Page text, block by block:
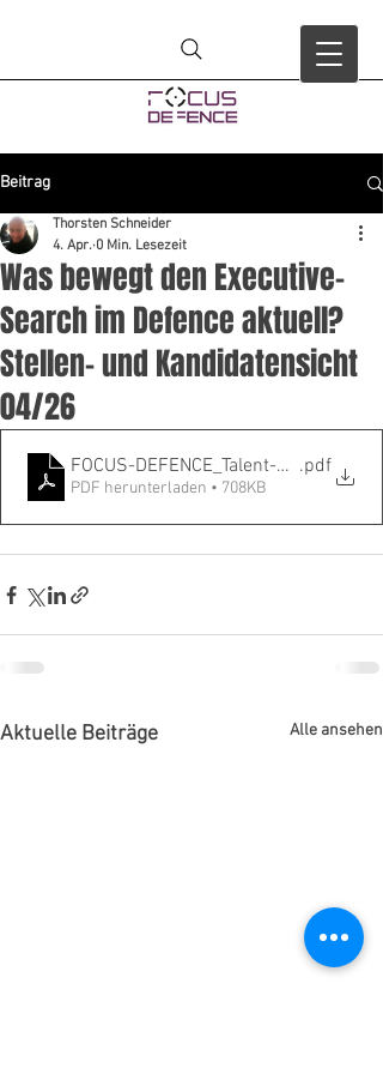
Beitrag
Was bewegt den Executive-
Search im Defence aktuell?
Stellen- und Kandidatensicht
04/26
Thorsten Schneider
4. Apr. 0 Min. Lesezeit
FOCUS-DEFENCE_Talent-Radar_April-
.pdf
PDF herunterladen • 708KB
Aktuelle Beiträge Alle ansehen